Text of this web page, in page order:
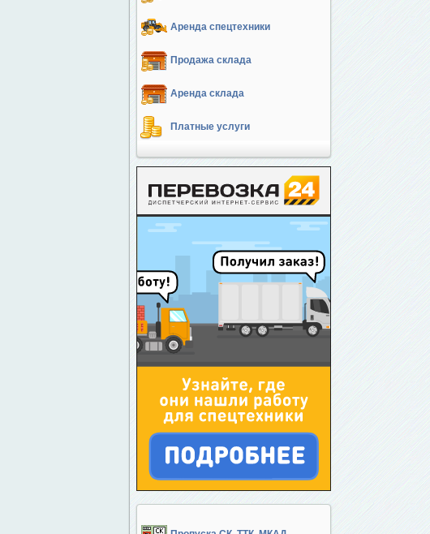
Аренда спецтехники
Продажа склада
Аренда склада
Платные услуги